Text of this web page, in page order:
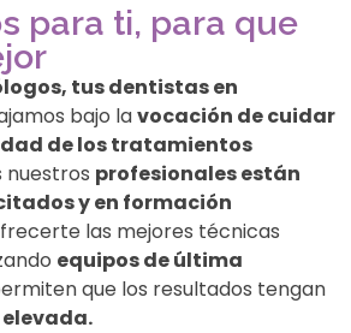
para ti, para que
tus dentistas en
bajo lavocación de cuidar
de los tratamientos
nuestros profesionales están
y en formación
las mejores técnicas
equipos de última
que los resultados tengan